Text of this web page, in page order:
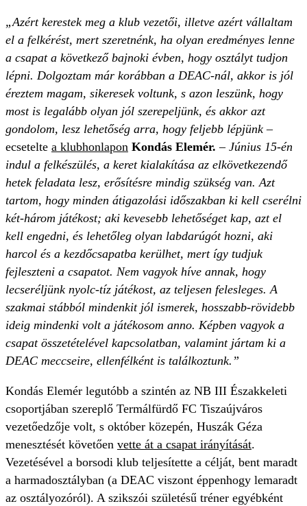
„Azért kerestek meg a klub vezetői, illetve azért vállaltam
el a felkérést, mert szeretnénk, ha olyan eredményes lenne
a csapat a következő bajnoki évben, hogy osztályt tudjon
lépni. Dolgoztam már korábban a DEAC-nál, akkor is jól
éreztem magam, sikeresek voltunk, s azon leszünk, hogy
most is legalább olyan jól szerepeljünk, és akkor azt
gondolom, lesz lehetőség arra, hogy feljebb lépjünk–
ecsetelte a klubhonlapon Kondás Elemér. – Június 15-én
indul a felkészülés, a keret kialakítása az elkövetkezendő
hetek feladata lesz, erősítésre mindig szükség van. Azt
tartom, hogy minden átigazolási időszakban ki kell cserélni
két-három játékost; aki kevesebb lehetőséget kap, azt el
kell engedni, és lehetőleg olyan labdarúgót hozni, aki
harcol és a kezdőcsapatba kerülhet, mert így tudjuk
fejleszteni a csapatot. Nem vagyok híve annak, hogy
lecseréljünk nyolc-tíz játékost, az teljesen felesleges. A
szakmai stábból mindenkit jól ismerek, hosszabb-rövidebb
ideig mindenki volt a játékosom anno. Képben vagyok a
csapat összetételével kapcsolatban, valamint jártam ki a
DEAC meccseire, ellenfélként is találkoztunk.”
Kondás Elemér legutóbb a szintén az NB III Északkeleti
csoportjában szereplő Termálfürdő FC Tiszaújváros
vezetőedzője volt, s október közepén, Huszák Géza
menesztését követően vette át a csapat irányítását.
Vezetésével a borsodi klub teljesítette a célját, bent maradt
a harmadosztályban (a DEAC viszont éppenhogy lemaradt
az osztályozóról). A szikszói születésű tréner egyébként